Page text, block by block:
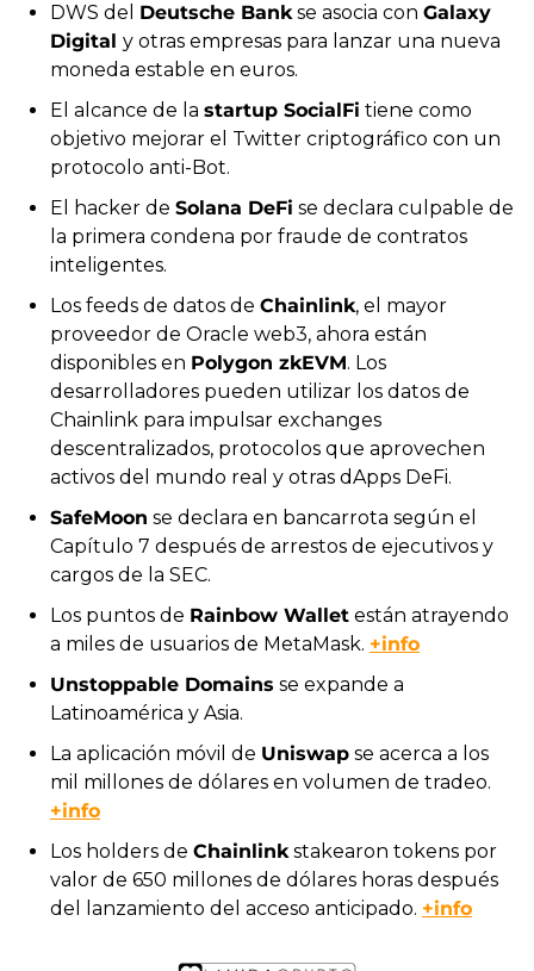
DWS del Deutsche Bank se asocia con Galaxy
Digital y otras empresas para lanzar una nueva
moneda estable en euros.
El alcance de la startup SocialFi tiene como
objetivo mejorar el Twitter criptográfico con un
protocolo anti-Bot.
El hacker de Solana DeFi se declara culpable de
la primera condena por fraude de contratos
inteligentes.
Los feeds de datos de Chainlink, el mayor
proveedor de Oracle web3, ahora están
disponibles en Polygon zkEVM. Los
desarrolladores pueden utilizar los datos de
Chainlink para impulsar exchanges
descentralizados, protocolos que aprovechen
activos del mundo real y otras dApps DeFi.
SafeMoon se declara en bancarrota según el
Capítulo 7 después de arrestos de ejecutivos y
cargos de la SEC.
Los puntos de Rainbow Wallet están atrayendo
a miles de usuarios de MetaMask. +info
Unstoppable Domains se expande a
Latinoamérica y Asia.
La aplicación móvil de Uniswap se acerca a los
+info
Los holders de Chainlink stakearon tokens por
valor de 650 millones de dólares horas después
del lanzamiento del acceso anticipado. +info